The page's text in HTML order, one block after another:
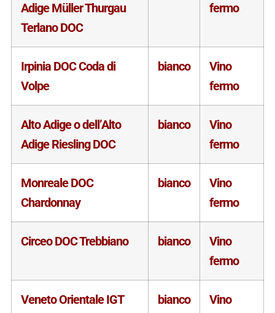
Adige Müller Thurgau
Terlano DOC
fermo
Irpinia DOC Coda di
Volpe
bianco
Vino
fermo
Alto Adige o dell’Alto
Adige Riesling DOC
bianco
Vino
fermo
Monreale DOC
Chardonnay
bianco
Vino
fermo
Circeo DOC Trebbiano bianco
Vino
fermo
Veneto Orientale IGT
bianco
Vino